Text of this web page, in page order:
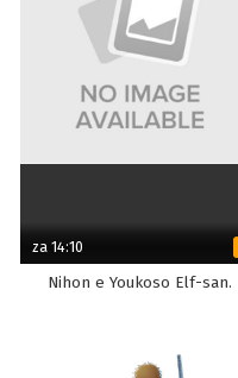
za 14:10
Nihon e Youkoso Elf-san.